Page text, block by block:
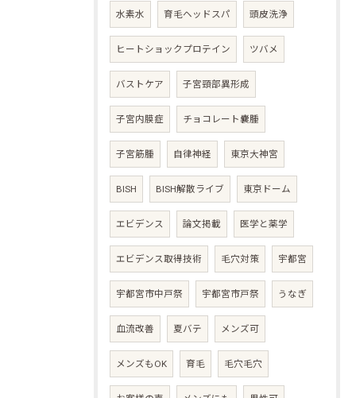
水素水 育毛ヘッドスパ 頭皮洗浄
ヒートショックプロテイン ツバメ
バストケア 子宮頸部異形成
子宮内膜症 チョコレート嚢腫
子宮筋腫 自律神経 東京大神宮
BISH BISH解散ライブ 東京ドーム
エビデンス 論文掲載 医学と薬学
エビデンス取得技術 毛穴対策 宇都宮
宇都宮市中戸祭 宇都宮市戸祭 うなぎ
血流改善 夏バテ メンズ可
メンズもOK 育毛 毛穴毛穴